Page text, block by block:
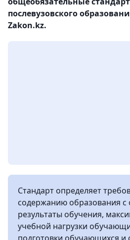
послевузовского
Zakon.kz.
Стандарт определяет
содержанию образования
результаты обучения,
учебной нагрузки